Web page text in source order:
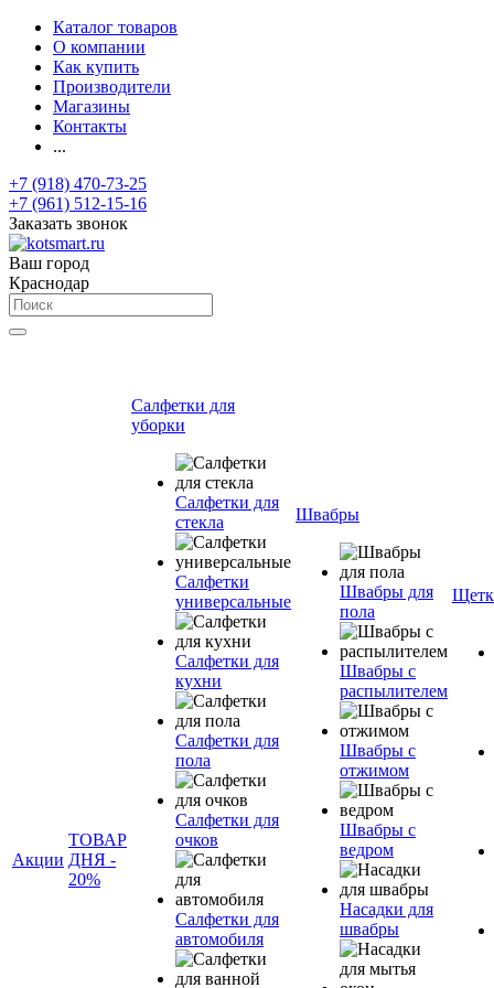
Каталог товаров
О компании
Как купить
Производители
Магазины
Контакты
...
+7 (918) 470-73-25
+7 (961) 512-15-16
Заказать звонок
Ваш город
Краснодар
Акции
ТОВАР
ДНЯ -
20%
Салфетки для
уборки
Салфетки для
стекла
Салфетки
универсальные
Салфетки для
кухни
Салфетки для
пола
Салфетки для
очков
Салфетки для
автомобиля
Швабры
Швабры для
пола
Швабры с
распылителем
Швабры с
отжимом
Швабры с
ведром
Насадки для
швабры